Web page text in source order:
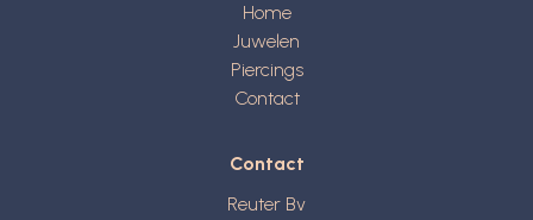
Home
Juwelen
Piercings
Contact
Contact
Reuter Bv